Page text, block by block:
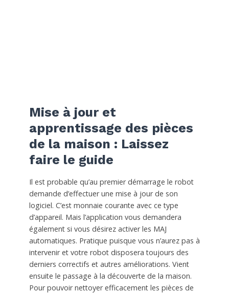
Mise à jour et
apprentissage des pièces
de la maison : Laissez
faire le guide
Il est probable qu’au premier démarrage le robot
demande d’effectuer une mise à jour de son
logiciel. C’est monnaie courante avec ce type
d’appareil. Mais l’application vous demandera
également si vous désirez activer les MAJ
automatiques. Pratique puisque vous n’aurez pas à
intervenir et votre robot disposera toujours des
derniers correctifs et autres améliorations. Vient
ensuite le passage à la découverte de la maison.
Pour pouvoir nettoyer efficacement les pièces de